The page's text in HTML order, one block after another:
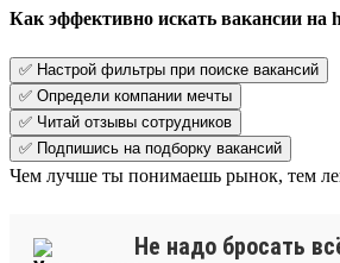
Как эффективно искать вакансии на
✅ Настрой фильтры при поиске вакансий
✅ Определи компании мечты
✅ Читай отзывы сотрудников
✅ Подпишись на подборку вакансий
Чем лучше ты понимаешь рынок, тем
Не надо бросать